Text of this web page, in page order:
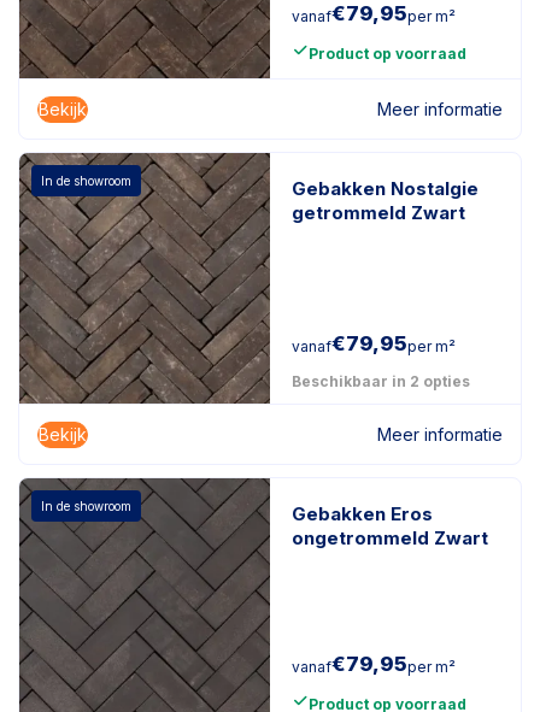
vanaf€79,95per m²
Product op voorraad
Bekijk Meer informatie
In de showroom
Gebakken Nostalgie
getrommeld Zwart
vanaf€79,95per m²
Beschikbaar in 2 opties
Bekijk Meer informatie
In de showroom
Gebakken Eros
ongetrommeld Zwart
vanaf€79,95per m²
Product op voorraad